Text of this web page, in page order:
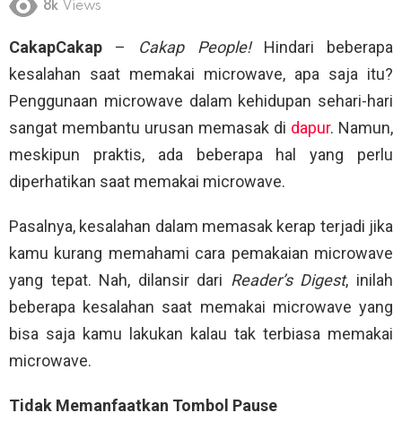
8k Views
CakapCakap – Cakap People!Hindari beberapa
kesalahan saat memakai microwave, apa saja itu?
Penggunaan microwave dalam kehidupan sehari-hari
sangat membantu urusan memasak di dapur. Namun,
meskipun praktis, ada beberapa hal yang perlu
diperhatikan saat memakai microwave.
Pasalnya, kesalahan dalam memasak kerap terjadi jika
kamu kurang memahami cara pemakaian microwave
yang tepat. Nah, dilansir dari Reader’s Digest, inilah
beberapa kesalahan saat memakai microwave yang
bisa saja kamu lakukan kalau tak terbiasa memakai
microwave.
Tidak Memanfaatkan Tombol Pause